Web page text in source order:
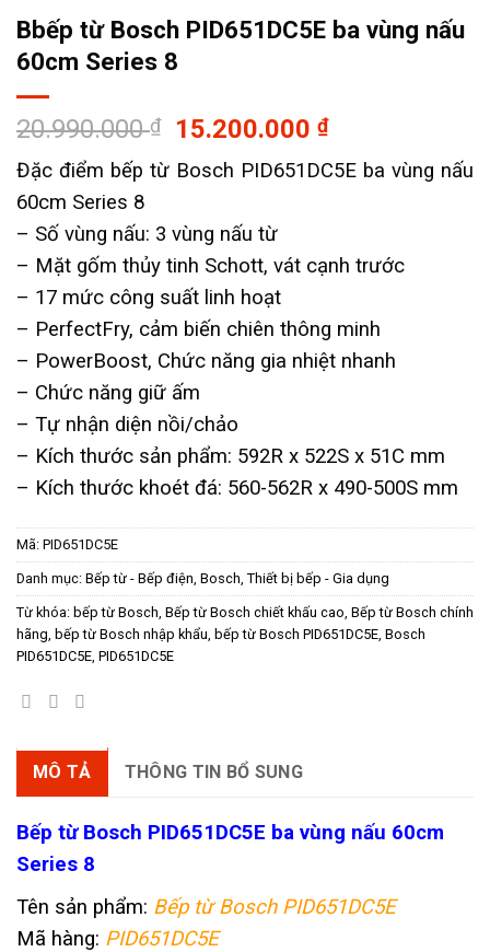
Bbếp từ Bosch PID651DC5E ba vùng nấu
60cm Series 8
20.990.000₫
Giá
là:
15.200.000₫Giá
hiện
tại
Đặc điểm bếp từ Bosch PID651DC5E ba vùng nấu
60cm Series 8
– Số vùng nấu: 3 vùng nấu từ
– Mặt gốm thủy tinh Schott, vát cạnh trước
– 17 mức công suất linh hoạt
– PerfectFry, cảm biến chiên thông minh
– PowerBoost, Chức năng gia nhiệt nhanh
– Chức năng giữ ấm
– Tự nhận diện nồi/chảo
– Kích thước sản phẩm: 592R x 522S x 51C mm
– Kích thước khoét đá: 560-562R x 490-500S mm
Mã: PID651DC5E
Danh mục: Bếp từ - Bếp điện Bosch Thiết bị bếp - Gia dụng
Từ khóa: bếp từ Bosch Bếp từ Bosch chiết khấu cao Bếp từ Bosch chính
hãng bếp từ Bosch nhập khẩu bếp từ Bosch PID651DC5E Bosch
PID651DC5E PID651DC5E
MÔ TẢ THÔNG TIN BỔ SUNG
Bếp từ Bosch PID651DC5E ba vùng nấu 60cm
Series 8
Tên sản phẩm: Bếp từBosch PID651DC5E
Mã hàng: PID651DC5E